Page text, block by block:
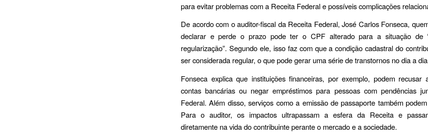
para evitar problemas com a Receita Federal e possíveis complicações
De acordo com o auditor-fiscal da Receita Federal, José Carlos Fonseca,
declarar e perde o prazo pode ter o CPF alterado para a situação de
regularização”. Segundo ele, isso faz com que a condição cadastral do
ser considerada regular, o que pode gerar uma série de transtornos no dia a
Fonseca explica que instituições financeiras, por exemplo, podem recusar
contas bancárias ou negar empréstimos para pessoas com pendências
Federal. Além disso, serviços como a emissão de passaporte também
Para o auditor, os impactos ultrapassam a esfera da Receita e
diretamente na vida do contribuinte perante o mercado e a sociedade.